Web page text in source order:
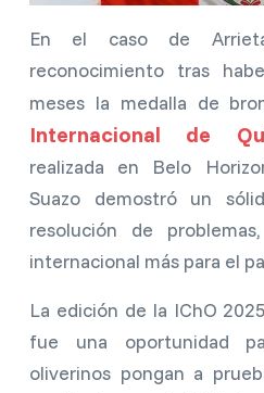
En el caso de
reconocimiento tras
meses la medalla de
Internacional de
realizada en Belo
Suazo demostró un
resolución de
internacional más para el
La edición de la IChO
fue una oportunidad
oliverinos pongan a